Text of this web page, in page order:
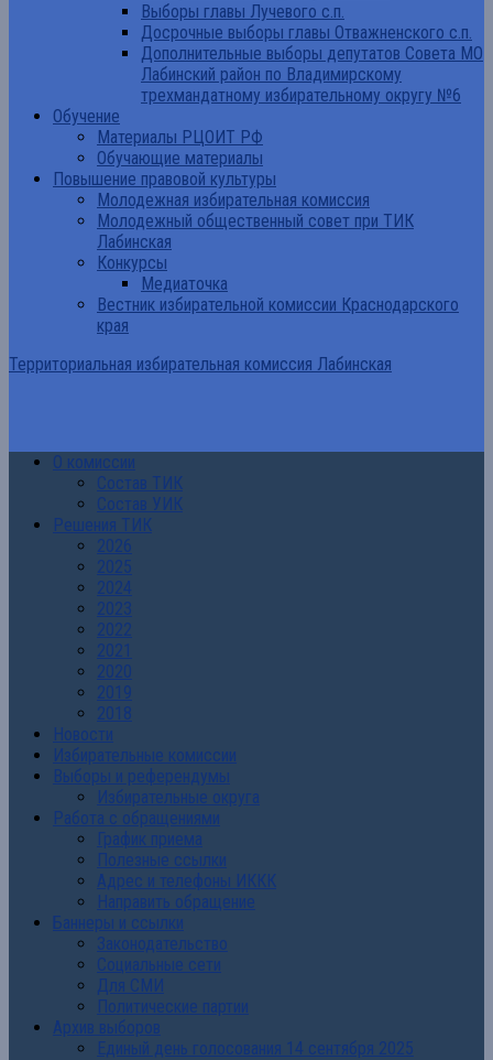
Выборы главы Лучевого с.п.
Досрочные выборы главы Отважненского с.п.
Дополнительные выборы депутатов Совета МО
Лабинский район по Владимирскому
трехмандатному избирательному округу №6
Обучение
Материалы РЦОИТ РФ
Обучающие материалы
Повышение правовой культуры
Молодежная избирательная комиссия
Молодежный общественный совет при ТИК
Лабинская
Конкурсы
Медиаточка
Вестник избирательной комиссии Краснодарского
края
Территориальная избирательная комиссия Лабинская
О комиссии
Состав ТИК
Состав УИК
Решения ТИК
2026
2025
2024
2023
2022
2021
2020
2019
2018
Новости
Избирательные комиссии
Выборы и референдумы
Избирательные округа
Работа с обращениями
График приема
Полезные ссылки
Адрес и телефоны ИККК
Направить обращение
Баннеры и ссылки
Законодательство
Социальные сети
Для СМИ
Политические партии
Архив выборов
Единый день голосования 14 сентября 2025